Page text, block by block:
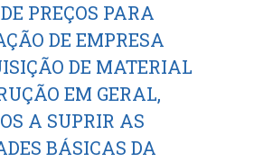
PREÇOS PARA
DE EMPRESA
DE MATERIAL
EM GERAL,
A SUPRIR AS
BÁSICAS DA